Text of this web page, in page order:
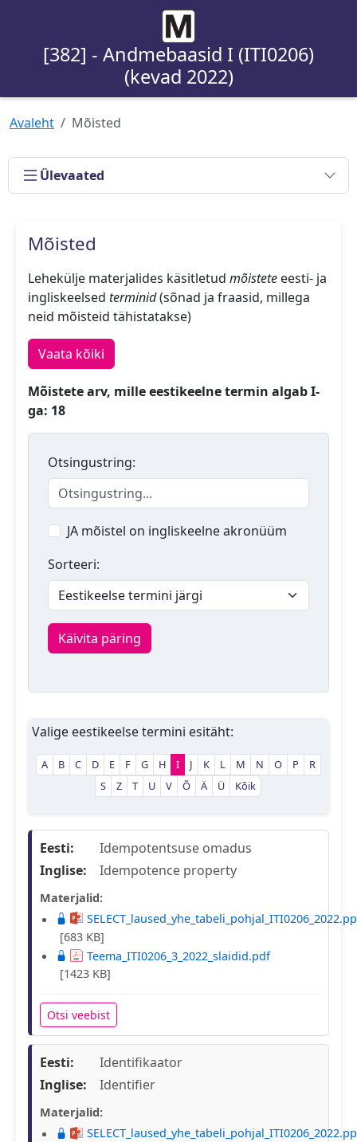
[382] - Andmebaasid I (ITI0206)
(kevad 2022)
Avaleht Mõisted
Ülevaated
Mõisted
Lehekülje materjalides käsitletud mõistete eesti- ja
ingliskeelsed terminid(sõnad ja fraasid, millega
neid mõisteid tähistatakse)
Vaata kõiki
Mõistete arv, mille eestikeelne termin algab I-
ga: 18
Otsingustring:
JA mõistel on ingliskeelne akronüüm
Sorteeri:
Käivita päring
Valige eestikeelse termini esitäht:
A B C D E F G H I J K L M N O P
R
S
Z T U V Õ Ä Ü Kõik
Eesti:
Idempotentsuse omadus
Inglise:
Idempotence property
Materjalid:
[683 KB]
Teema_ITI0206_3_2022_slaidid.pdf
[1423 KB]
Otsi veebist
Eesti:
Identifikaator
Inglise:
Identifier
Materjalid: